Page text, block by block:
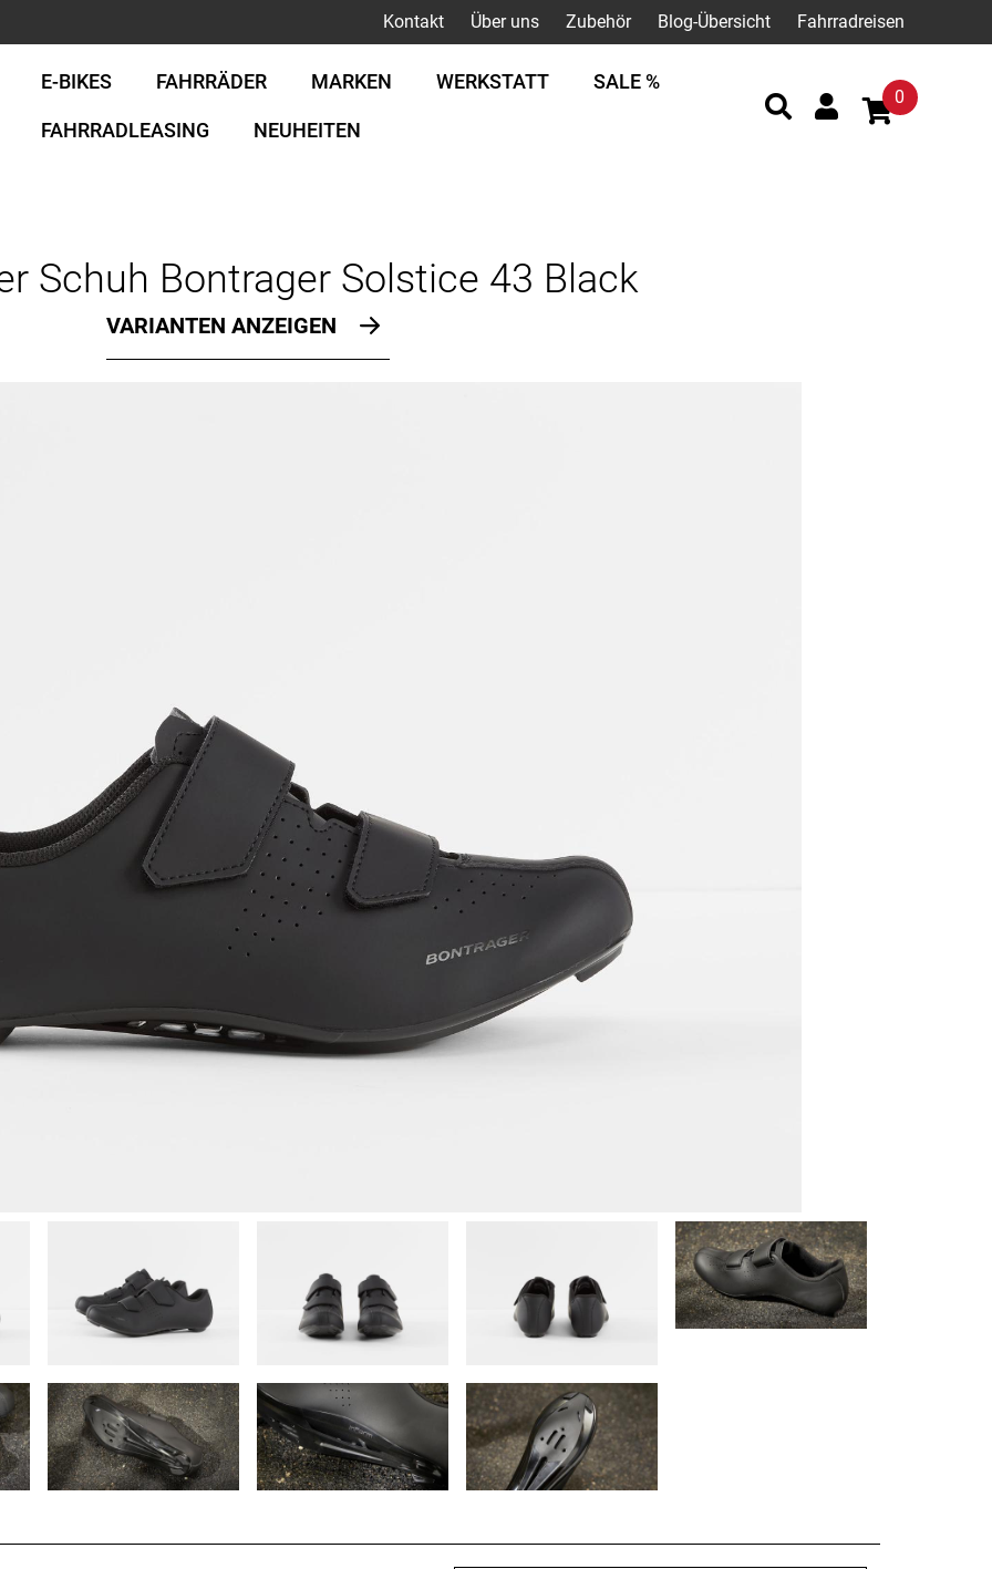
Kontakt Über uns Zubehör Blog-Übersicht Fahrradreisen
E-BIKES FAHRRÄDER MARKEN WERKSTATT SALE %
FAHRRADLEASING NEUHEITEN
0
Schuh Bontrager Solstice 43 Black
VARIANTEN ANZEIGEN